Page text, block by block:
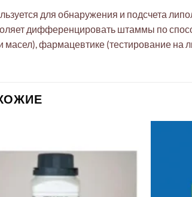
для обнаружения и подсчета
дифференцировать штаммы по
масел), фармацевтике (тестирование на